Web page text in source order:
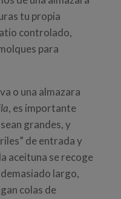
tu propia
controlado,
para
o una almazara
, es importante
grandes, y
de entrada y
aceituna se recoge
largo,
colas de